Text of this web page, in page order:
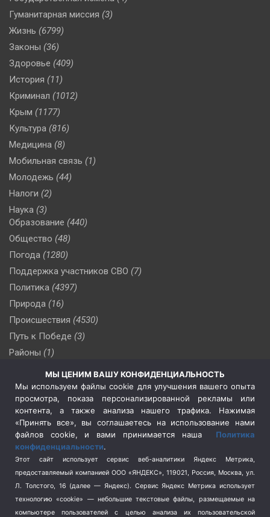
Гуманитарная миссия (3)
Жизнь (6799)
Законы (36)
Здоровье (409)
История (11)
Криминал (1012)
Крым (1177)
Культура (816)
Медицина (8)
Мобильная связь (1)
Молодежь (44)
Налоги (2)
Наука (3)
Образование (440)
Общество (48)
Погода (1280)
Поддержка участников СВО (7)
Политика (4397)
Природа (16)
Происшествия (4530)
Путь к Победе (3)
Районы (1)
(510)
Сельское хозяйство (3)
Социальная политика
(3)
Спецоперация в Украине
Спецоперация на Украине
(404)
Спорт (740)
Терроризм (1)
Транспорт (262)
МЫ ЦЕНИМ ВАШУ КОНФИДЕНЦИАЛЬНОСТЬ
Мы используем файлы cookie для улучшения вашего опыта
просмотра, показа персонализированной рекламы или
контента, а также анализа нашего трафика. Нажимая
«Принять все», вы соглашаетесь на использование нами
файлов cookie, и вами принимается наша Политика
конфиденциальности.
Этот сайт использует сервис веб-аналитики Яндекс Метрика,
предоставляемый компанией ООО «ЯНДЕКС», 119021, Россия, Москва, ул.
Л. Толстого, 16 (далее — Яндекс). Сервис Яндекс Метрика использует
технологию «cookie» — небольшие текстовые файлы, размещаемые на
компьютере пользователей с целью анализа их пользовательской